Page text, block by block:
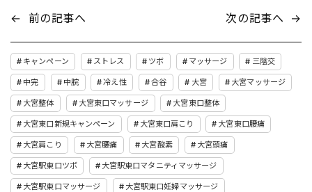
← 前の記事へ 次の記事へ →
キャンペーン ストレス ツボ マッサージ 三陰交
中完 中脘 冷え性 合谷 大宮 大宮マッサージ
大宮整体 大宮東口マッサージ 大宮東口整体
大宮東口新規キャンペーン 大宮東口肩こり 大宮東口腰痛
大宮肩こり 大宮腰痛 大宮酸素 大宮頭痛
大宮駅東口ツボ 大宮駅東口マタニティマッサージ
大宮駅東口マッサージ 大宮駅東口妊婦マッサージ